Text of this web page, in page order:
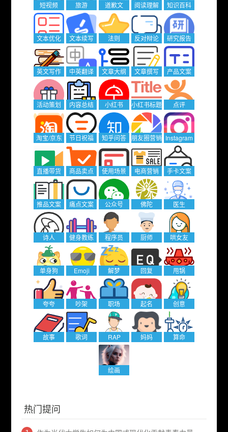
短视频 旅游 道歉文 阅读理解 知识百科
文本优化 文本续写 法则 反对辩论 研究报告
英文写作 中英翻译 文章大纲 文章撰写 产品文案
活动策划 内容总结 小红书 小红书标题 点评
淘宝/京东 节日祝福 知乎问答 朋友圈营销 Instagram
直播带货 商品卖点 使用场景 电商营销 手卡文案
推品文案 痛点文案 公众号 佛陀 医生
诗人 健身教练 程序员 厨师 哄女友
单身狗 Emoji 解梦 回复 甩锅
夸夸 吵架 职场 起名 创意
故事 歌词 RAP 妈妈 算命
绘画
热门提问